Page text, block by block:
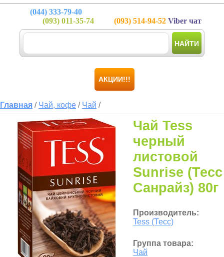
(044) 333-79-40
(093) 011-35-74 (093) 514-94-52 Viber чат
НАЙТИ
АКЦИИ!!!
Главная / Чай, кофе / Чай /
Чай Tess
черный
листовой
Sunrise (Тесс
Санрайз) 80г
Производитель:
Tess (Тесс)
Группа товара:
Чай